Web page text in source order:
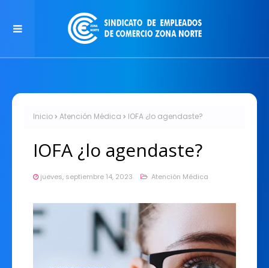
Inicio Atención Médica IOFA ¿lo agendaste?
IOFA ¿lo agendaste?
jueves, septiembre 14, 2023 Atención Médica